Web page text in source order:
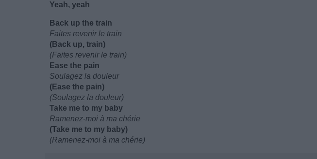
Yeah, yeah
Back up the train
Faites revenir le train
(Back up, train)
(Faites revenir le train)
Ease the pain
Soulagez la douleur
(Ease the pain)
(Soulagez la douleur)
Take me to my baby
Ramenez-moi à ma chérie
(Take me to my baby)
(Ramenez-moi à ma chérie)